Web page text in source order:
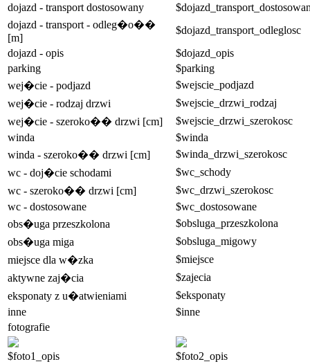
dojazd - transport dostosowany
dojazd - transport - odleg�o��
[m]
$dojazd_transport_odleglosc
dojazd - opis
$dojazd_opis
parking
$parking
wej�cie - podjazd
$wejscie_podjazd
wej�cie - rodzaj drzwi
$wejscie_drzwi_rodzaj
wej�cie - szeroko�� drzwi [cm]
$wejscie_drzwi_szerokosc
winda
$winda
winda - szeroko�� drzwi [cm]
$winda_drzwi_szerokosc
wc - doj�cie schodami
$wc_schody
wc - szeroko�� drzwi [cm]
$wc_drzwi_szerokosc
wc - dostosowane
$wc_dostosowane
obs�uga przeszkolona
$obsluga_przeszkolona
obs�uga miga
$obsluga_migowy
miejsce dla w�zka
$miejsce
aktywne zaj�cia
$zajecia
eksponaty z u�atwieniami
$eksponaty
inne
$inne
fotografie
$foto1_opis $foto2_opis